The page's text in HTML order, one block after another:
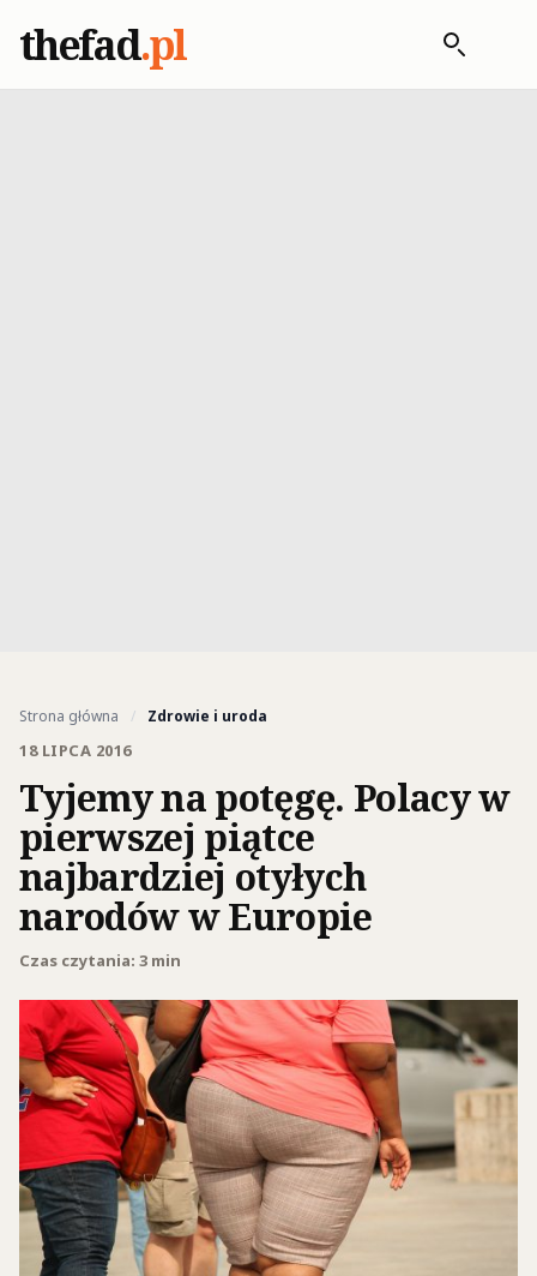
thefad.pl
Strona główna / Zdrowie i uroda
18 LIPCA 2016
Tyjemy na potęgę. Polacy w
pierwszej piątce
najbardziej otyłych
narodów w Europie
Czas czytania: 3 min